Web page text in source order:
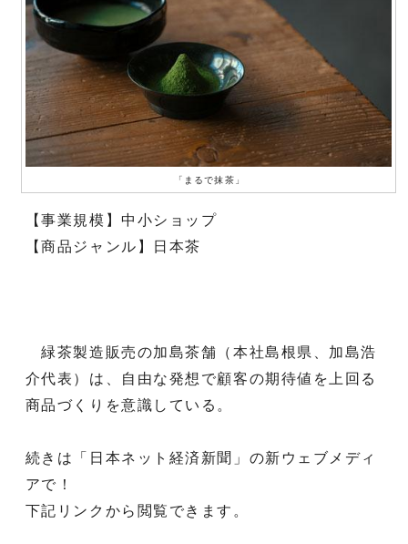
「まるで抹茶」
【事業規模】中小ショップ
【商品ジャンル】日本茶
緑茶製造販売の加島茶舗（本社島根県、加島浩
介代表）は、自由な発想で顧客の期待値を上回る
商品づくりを意識している。
続きは「日本ネット経済新聞」の新ウェブメディ
アで！
下記リンクから閲覧できます。